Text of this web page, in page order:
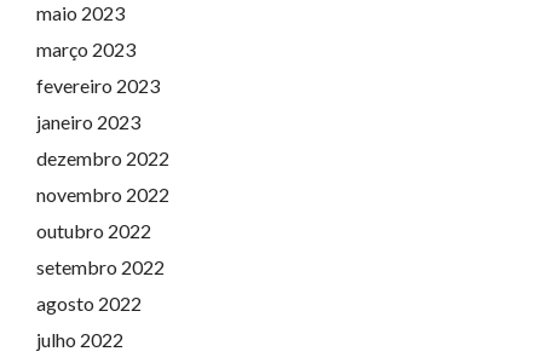
maio 2023
março 2023
fevereiro 2023
janeiro 2023
dezembro 2022
novembro 2022
outubro 2022
setembro 2022
agosto 2022
julho 2022